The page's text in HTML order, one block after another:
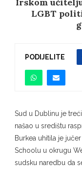
LGBT
PODIJELITE
Sud u Dublinu je
našao u središtu
Burkea uhitila je
Schoolu u okrugu
sudsku naredbu da